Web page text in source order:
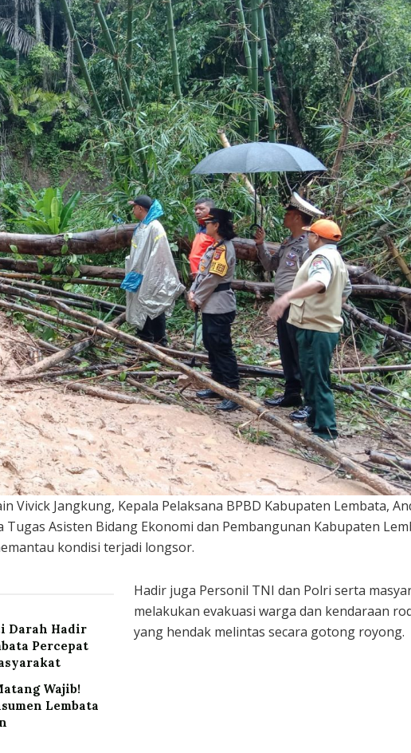
Vivick Jangkung, Kepala Pelaksana BPBD Kabupaten Lembata,
Tugas Asisten Bidang Ekonomi dan Pembangunan Kabupaten
kondisi terjadi longsor.
Darah Hadir
Percepat
Wajib!
Lembata
Hadir juga Personil TNI dan Polri serta
melakukan evakuasi warga dan kendaraan
yang hendak melintas secara gotong royong.